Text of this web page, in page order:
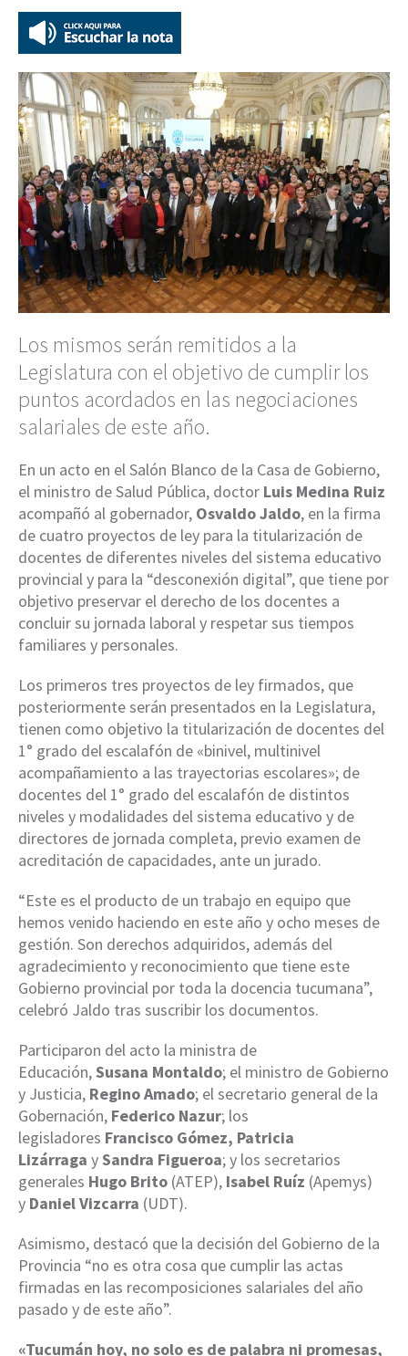
Los mismos serán remitidos a la
Legislatura con el objetivo de cumplir los
puntos acordados en las negociaciones
salariales de este año.
En un acto en el Salón Blanco de la Casa de Gobierno,
el ministro de Salud Pública, doctor Luis Medina Ruiz
acompañó al gobernador, Osvaldo Jaldo, en la firma
de cuatro proyectos de ley para la titularización de
docentes de diferentes niveles del sistema educativo
provincial y para la “desconexión digital”, que tiene por
objetivo preservar el derecho de los docentes a
concluir su jornada laboral y respetar sus tiempos
familiares y personales.
Los primeros tres proyectos de ley firmados, que
posteriormente serán presentados en la Legislatura,
tienen como objetivo la titularización de docentes del
1° grado del escalafón de «binivel, multinivel
acompañamiento a las trayectorias escolares»; de
docentes del 1° grado del escalafón de distintos
niveles y modalidades del sistema educativo y de
directores de jornada completa, previo examen de
acreditación de capacidades, ante un jurado.
“Este es el producto de un trabajo en equipo que
hemos venido haciendo en este año y ocho meses de
gestión. Son derechos adquiridos, además del
agradecimiento y reconocimiento que tiene este
Gobierno provincial por toda la docencia tucumana”,
celebró Jaldo tras suscribir los documentos.
Participaron del acto la ministra de
Educación,Susana Montaldo; el ministro de Gobierno
y Justicia, Regino Amado; el secretario general de la
Gobernación, Federico Nazur; los
legisladores Francisco Gómez, Patricia
Lizárraga ySandra Figueroa; y los secretarios
generales Hugo Brito (ATEP), Isabel Ruíz (Apemys)
y Daniel Vizcarra (UDT).
Asimismo, destacó que la decisión del Gobierno de la
Provincia “no es otra cosa que cumplir las actas
firmadas en las recomposiciones salariales del año
pasado y de este año”.
«Tucumán hoy, no solo es de palabra ni promesas,